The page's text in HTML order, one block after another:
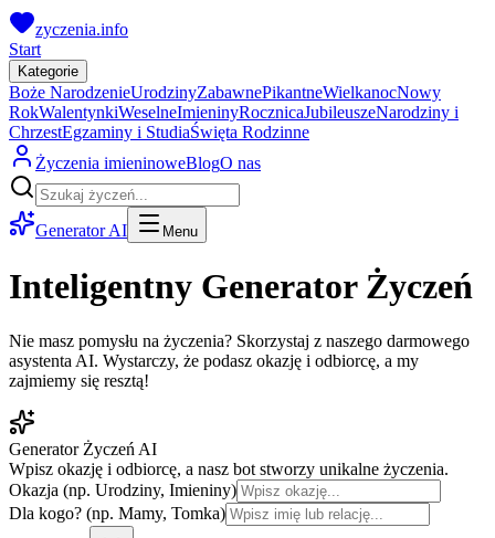
zyczenia.info
Start
Kategorie
Boże NarodzenieUrodzinyZabawnePikantneWielkanocNowy
RokWalentynkiWeselneImieninyRocznicaJubileuszeNarodziny i
ChrzestEgzaminy i StudiaŚwięta Rodzinne
Życzenia imieninoweBlogO nas
Generator AI Menu
Inteligentny Generator Życzeń
Nie masz pomysłu na życzenia? Skorzystaj z naszego darmowego
asystenta AI. Wystarczy, że podasz okazję i odbiorcę, a my
zajmiemy się resztą!
Generator Życzeń AI
Wpisz okazję i odbiorcę, a nasz bot stworzy unikalne życzenia.
Okazja (np. Urodziny, Imieniny)
Dla kogo? (np. Mamy, Tomka)